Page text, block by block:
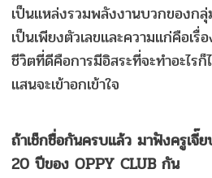
เป็นแหล่งรวมพลังงานบวกของกลุ่
เป็นเพียงตัวเลขและความแก่คือเรื่
ชีวิตที่ดีคือการมีอิสระที่จะทำอะไ
แสนจะเข้าอกเข้าใจ
ถ้าเช็กชื่อกันครบแล้ว มาฟังครูเจี๊
20 ปีของ OPPY CLUB กัน